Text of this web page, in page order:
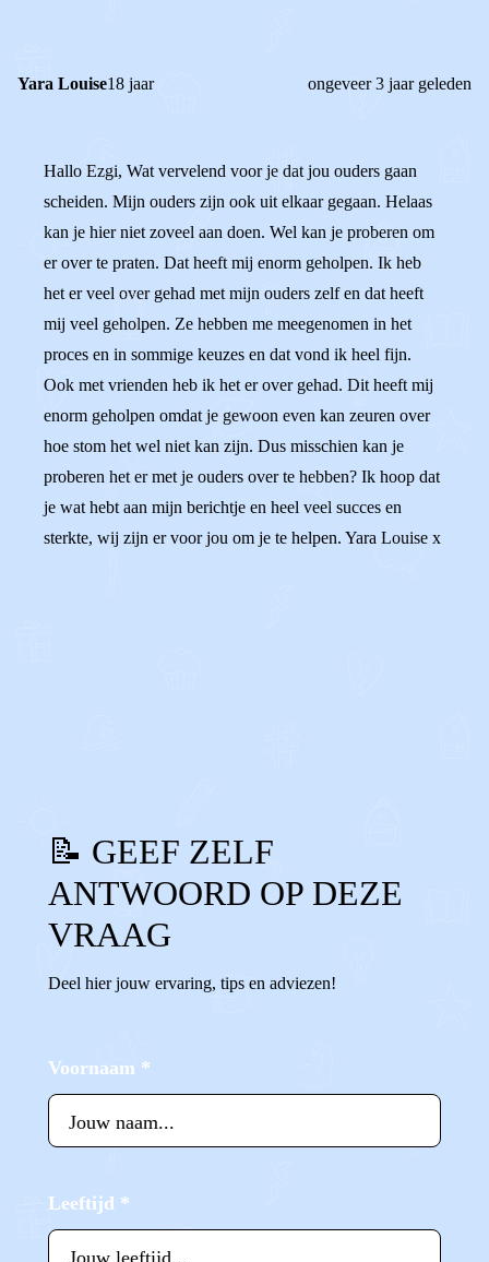
Yara Louise18 jaar ongeveer 3 jaar geleden
Hallo Ezgi, Wat vervelend voor je dat jou ouders gaan
scheiden. Mijn ouders zijn ook uit elkaar gegaan. Helaas
kan je hier niet zoveel aan doen. Wel kan je proberen om
er over te praten. Dat heeft mij enorm geholpen. Ik heb
het er veel over gehad met mijn ouders zelf en dat heeft
mij veel geholpen. Ze hebben me meegenomen in het
proces en in sommige keuzes en dat vond ik heel fijn.
Ook met vrienden heb ik het er over gehad. Dit heeft mij
enorm geholpen omdat je gewoon even kan zeuren over
hoe stom het wel niet kan zijn. Dus misschien kan je
proberen het er met je ouders over te hebben? Ik hoop dat
je wat hebt aan mijn berichtje en heel veel succes en
sterkte, wij zijn er voor jou om je te helpen. Yara Louise x
📝 GEEF ZELF
ANTWOORD OP DEZE
VRAAG
Deel hier jouw ervaring, tips en adviezen!
Voornaam *
Leeftijd *